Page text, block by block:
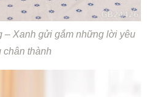
– Xanh gửi gắm những lời yêu
chân thành